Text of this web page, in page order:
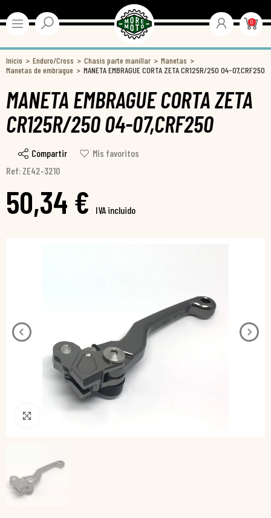
0
Inicio Enduro/Cross Chasis parte manillar
Manetas
Manetas de embrague
MANETA EMBRAGUE CORTA ZETA CR125R/250 04-07,CRF250
MANETA EMBRAGUE CORTA ZETA
CR125R/250 04-07,CRF250
Compartir
Mis favoritos
Ref: ZE42-3210
50,34 € IVA incluido
Pincha para agrandar